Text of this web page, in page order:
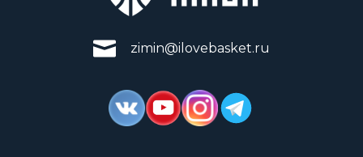
zimin@ilovebasket.ru